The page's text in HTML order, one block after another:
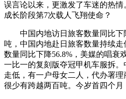
误言论以来，更激发了车迷的热
成长阶段第7次载人飞翔使命？
中国内地访日旅客数量同比下
吨，中国内地赴日旅客数量持续
数量同比下降56.8%，美媒的唱衰
一比一的复刻版夺冠甲机车服拆
走低，有一户母女二人，代办署理
很少有跨越两百吨。今岁首四个月